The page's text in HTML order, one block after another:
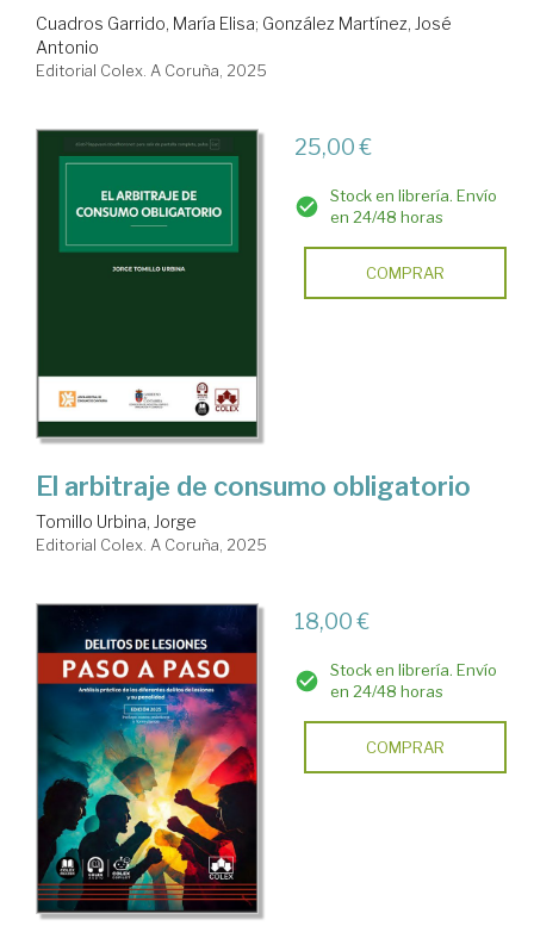
Cuadros Garrido, María Elisa; González Martínez, José
Antonio
Editorial Colex. A Coruña, 2025
25,00 €
Stock en librería. Envío
en 24/48 horas
COMPRAR
El arbitraje de consumo obligatorio
Tomillo Urbina, Jorge
Editorial Colex. A Coruña, 2025
18,00 €
Stock en librería. Envío
en 24/48 horas
COMPRAR